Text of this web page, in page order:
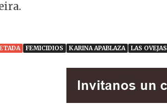
.
FEMICIDIOS KARINA APABLAZA LAS OVEJAS